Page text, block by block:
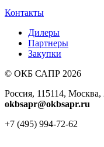
Контакты
Дилеры
Партнеры
Закупки
© ОКБ САПР 2026
Россия, 115114,
okbsapr@okbsapr.ru
+7 (495) 994-72-62